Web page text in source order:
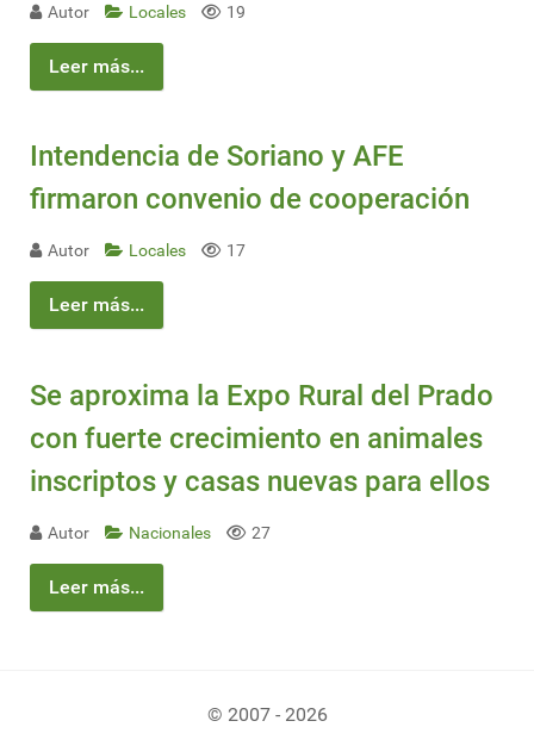
Autor Locales 19
Leer más...
Intendencia de Soriano y AFE
firmaron convenio de cooperación
Autor Locales 17
Leer más...
Se aproxima la Expo Rural del Prado
con fuerte crecimiento en animales
inscriptos y casas nuevas para ellos
Autor Nacionales 27
Leer más...
© 2007 - 2026